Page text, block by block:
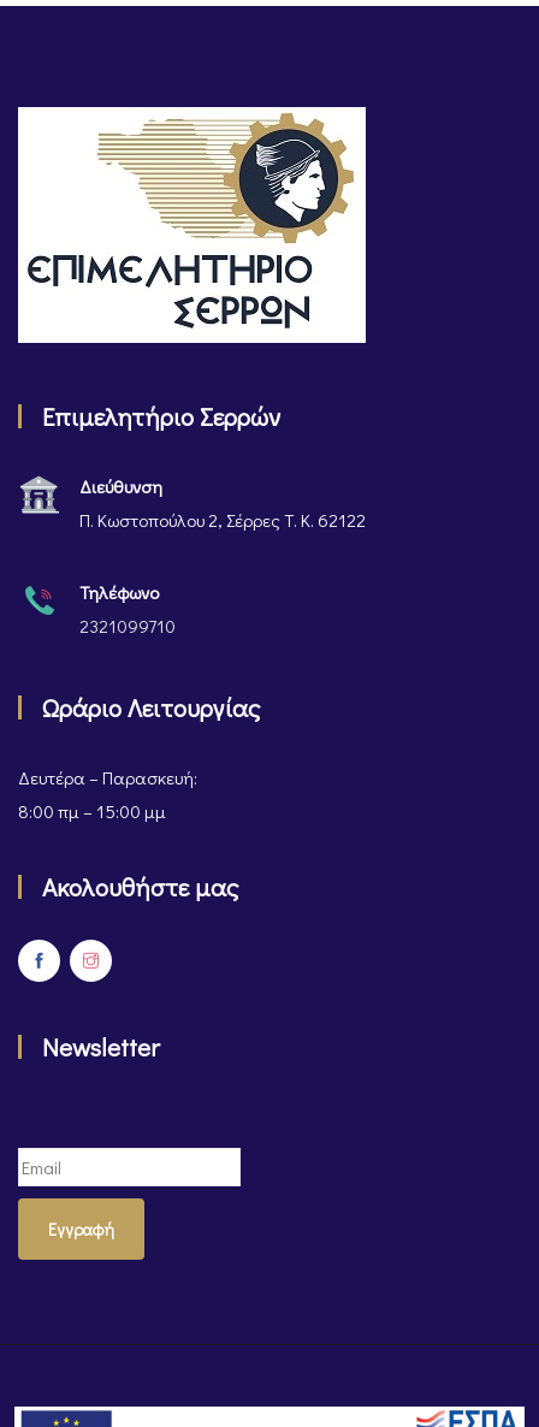
Επιμελητήριο Σερρών
Διεύθυνση
Π. Κωστοπούλου 2, Σέρρες Τ. Κ. 62122
Τηλέφωνο
2321099710
Ωράριο Λειτουργίας
Δευτέρα – Παρασκευή:
8:00 πμ – 15:00 μμ
Ακολουθήστε μας
Newsletter
Εγγραφή